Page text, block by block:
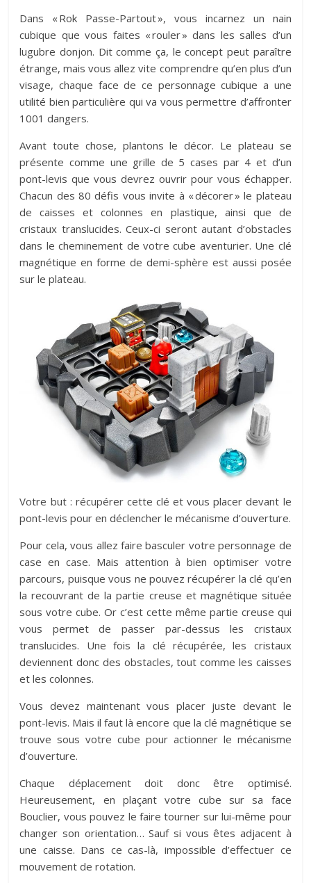
Dans « Rok Passe-Partout », vous incarnez un nain
cubique que vous faites « rouler » dans les salles d’un
lugubre donjon. Dit comme ça, le concept peut paraître
étrange, mais vous allez vite comprendre qu’en plus d’un
visage, chaque face de ce personnage cubique a une
utilité bien particulière qui va vous permettre d’affronter
1001 dangers.
Avant toute chose, plantons le décor. Le plateau se
présente comme une grille de 5 cases par 4 et d’un
pont-levis que vous devrez ouvrir pour vous échapper.
Chacun des 80 défis vous invite à « décorer » le plateau
de caisses et colonnes en plastique, ainsi que de
cristaux translucides. Ceux-ci seront autant d’obstacles
dans le cheminement de votre cube aventurier. Une clé
magnétique en forme de demi-sphère est aussi posée
sur le plateau.
Votre but : récupérer cette clé et vous placer devant le
pont-levis pour en déclencher le mécanisme d’ouverture.
Pour cela, vous allez faire basculer votre personnage de
case en case. Mais attention à bien optimiser votre
parcours, puisque vous ne pouvez récupérer la clé qu’en
la recouvrant de la partie creuse et magnétique située
sous votre cube. Or c’est cette même partie creuse qui
vous permet de passer par-dessus les cristaux
translucides. Une fois la clé récupérée, les cristaux
deviennent donc des obstacles, tout comme les caisses
et les colonnes.
Vous devez maintenant vous placer juste devant le
pont-levis. Mais il faut là encore que la clé magnétique se
trouve sous votre cube pour actionner le mécanisme
d’ouverture.
Chaque déplacement doit donc être optimisé.
Heureusement, en plaçant votre cube sur sa face
Bouclier, vous pouvez le faire tourner sur lui-même pour
changer son orientation… Sauf si vous êtes adjacent à
une caisse. Dans ce cas-là, impossible d’effectuer ce
mouvement de rotation.